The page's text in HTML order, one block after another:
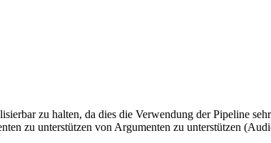
zu halten, da dies die Verwendung der Pipeline
zu unterstützen von Argumenten zu unterstützen